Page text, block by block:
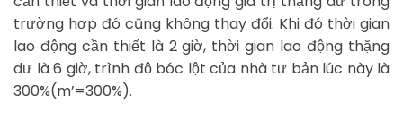
trường hợp đó cũng không thay đổi. Khi đó thời gian
lao động cần thiết là 2 giờ, thời gian lao động thặng
dư là 6 giờ, trình độ bóc lột của nhà tư bản lúc này là
300%(m’=300%).